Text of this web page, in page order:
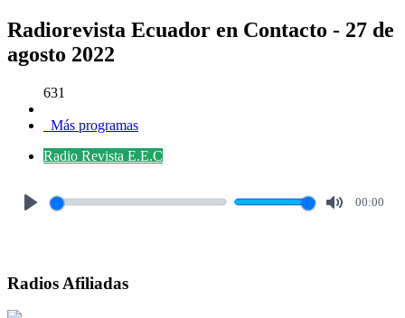
Radiorevista Ecuador en Contacto - 27 de
agosto 2022
631
Más programas
Radio Revista E.E.C
00:00
Radios Afiliadas